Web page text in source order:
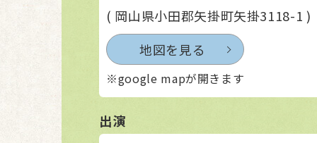
( 岡山県小田郡矢掛町矢掛3118-1 )
地図を見る
※google mapが開きます
出演